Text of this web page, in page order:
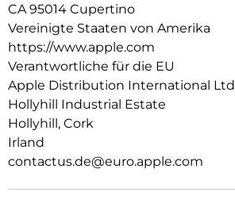
CA 95014 Cupertino
Vereinigte Staaten von Amerika
https://www.apple.com
Verantwortliche für die EU
Apple Distribution International Ltd
Hollyhill Industrial Estate
Hollyhill, Cork
Irland
contactus.de@euro.apple.com